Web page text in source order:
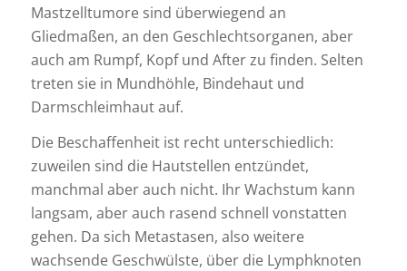
Mastzelltumore sind überwiegend an
Gliedmaßen, an den Geschlechtsorganen, aber
auch am Rumpf, Kopf und After zu finden. Selten
treten sie in Mundhöhle, Bindehaut und
Darmschleimhaut auf.
Die Beschaffenheit ist recht unterschiedlich:
zuweilen sind die Hautstellen entzündet,
manchmal aber auch nicht. Ihr Wachstum kann
langsam, aber auch rasend schnell vonstatten
gehen. Da sich Metastasen, also weitere
wachsende Geschwülste, über die Lymphknoten